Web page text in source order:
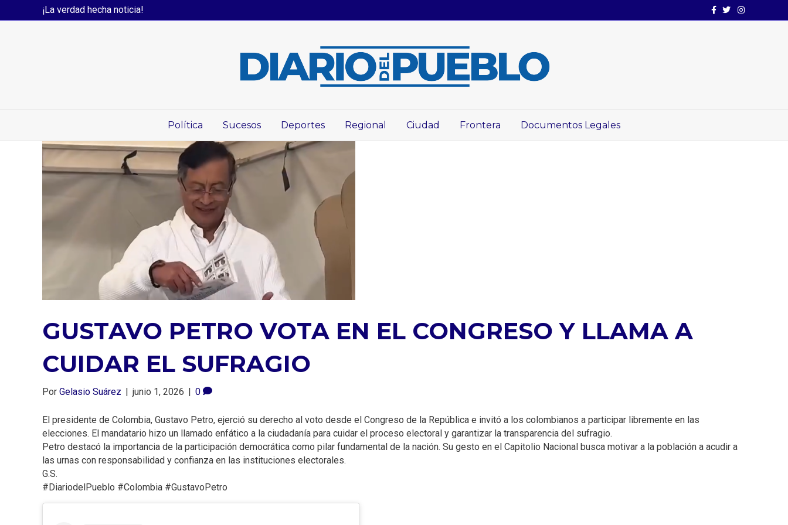
¡La verdad hecha noticia! Facebook
TwitterInstagram
Política Sucesos Deportes Regional Ciudad Frontera Documentos Legales
GUSTAVO PETRO VOTA EN EL CONGRESO Y LLAMA A
CUIDAR EL SUFRAGIO
Por Gelasio Suárez | junio 1, 2026 | 0
El presidente de Colombia, Gustavo Petro, ejerció su derecho al voto desde el Congreso de la República e invitó a los colombianos a participar libremente en las
elecciones. El mandatario hizo un llamado enfático a la ciudadanía para cuidar el proceso electoral y garantizar la transparencia del sufragio.
Petro destacó la importancia de la participación democrática como pilar fundamental de la nación. Su gesto en el Capitolio Nacional busca motivar a la población a acudir a
las urnas con responsabilidad y confianza en las instituciones electorales.
G.S.
#DiariodelPueblo #Colombia #GustavoPetro